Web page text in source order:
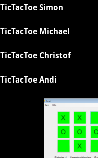
TicTacToe Simon
TicTacToe Michael
TicTacToe Christof
TicTacToe Andi